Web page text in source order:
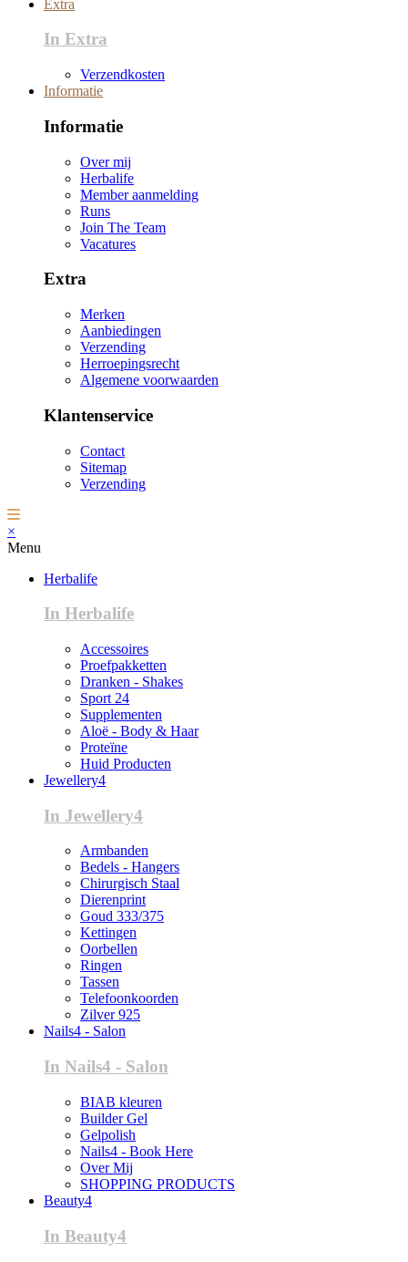
Extra
In Extra
Verzendkosten
Informatie
Informatie
Over mij
Herbalife
Member aanmelding
Runs
Join The Team
Vacatures
Extra
Merken
Aanbiedingen
Verzending
Herroepingsrecht
Algemene voorwaarden
Klantenservice
Contact
Sitemap
Verzending
×
Menu
Herbalife
In Herbalife
Accessoires
Proefpakketten
Dranken - Shakes
Sport 24
Supplementen
Aloë - Body & Haar
Proteïne
Huid Producten
Jewellery4
In Jewellery4
Armbanden
Bedels - Hangers
Chirurgisch Staal
Dierenprint
Goud 333/375
Kettingen
Oorbellen
Ringen
Tassen
Telefoonkoorden
Zilver 925
Nails4 - Salon
In Nails4 - Salon
BIAB kleuren
Builder Gel
Gelpolish
Nails4 - Book Here
Over Mij
SHOPPING PRODUCTS
Beauty4
In Beauty4